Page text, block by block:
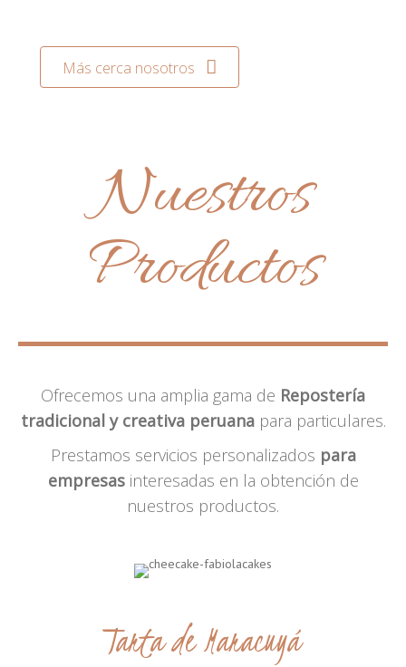
Más cerca nosotros
Nuestros
Productos
Ofrecemos una amplia gama de Repostería
tradicional y creativa peruanapara particulares.
Prestamos servicios personalizados para
empresasinteresadas en la obtención de
nuestros productos.
Tarta de Maracuyá